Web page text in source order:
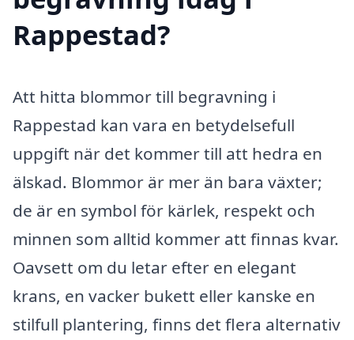
Rappestad?
Att hitta blommor till begravning i
Rappestad kan vara en betydelsefull
uppgift när det kommer till att hedra en
älskad. Blommor är mer än bara växter;
de är en symbol för kärlek, respekt och
minnen som alltid kommer att finnas kvar.
Oavsett om du letar efter en elegant
krans, en vacker bukett eller kanske en
stilfull plantering, finns det flera alternativ